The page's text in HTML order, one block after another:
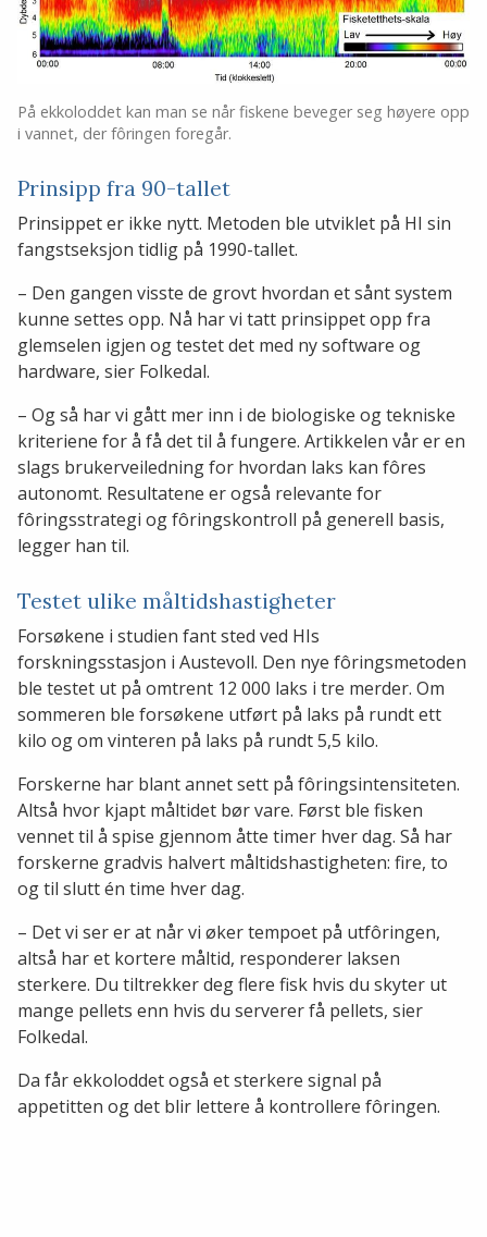
På ekkoloddet kan man se når fiskene beveger seg høyere opp
i vannet, der fôringen foregår.
Prinsipp fra 90-tallet
Prinsippet er ikke nytt. Metoden ble utviklet på HI sin
fangstseksjon tidlig på 1990-tallet.
– Den gangen visste de grovt hvordan et sånt system
kunne settes opp. Nå har vi tatt prinsippet opp fra
glemselen igjen og testet det med ny software og
hardware, sier Folkedal.
– Og så har vi gått mer inn i de biologiske og tekniske
kriteriene for å få det til å fungere. Artikkelen vår er en
slags brukerveiledning for hvordan laks kan fôres
autonomt. Resultatene er også relevante for
fôringsstrategi og fôringskontroll på generell basis,
legger han til.
Testet ulike måltidshastigheter
Forsøkene i studien fant sted ved HIs
forskningsstasjon i Austevoll. Den nye fôringsmetoden
ble testet ut på omtrent 12 000 laks i tre merder. Om
sommeren ble forsøkene utført på laks på rundt ett
kilo og om vinteren på laks på rundt 5,5 kilo.
Forskerne har blant annet sett på fôringsintensiteten.
Altså hvor kjapt måltidet bør vare. Først ble fisken
vennet til å spise gjennom åtte timer hver dag. Så har
forskerne gradvis halvert måltidshastigheten: fire, to
og til slutt én time hver dag.
– Det vi ser er at når vi øker tempoet på utfôringen,
altså har et kortere måltid, responderer laksen
sterkere. Du tiltrekker deg flere fisk hvis du skyter ut
mange pellets enn hvis du serverer få pellets, sier
Folkedal.
Da får ekkoloddet også et sterkere signal på
appetitten og det blir lettere å kontrollere fôringen.